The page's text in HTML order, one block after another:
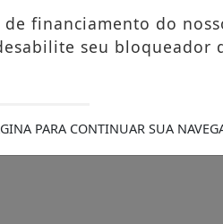
financiamento do
seu bloqueador
PARA CONTINUAR SUA